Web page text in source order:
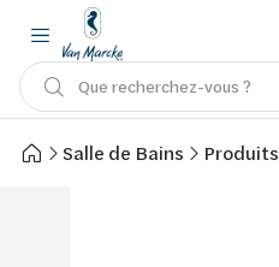
Que recherchez-vous ?
Salle de Bains Produits